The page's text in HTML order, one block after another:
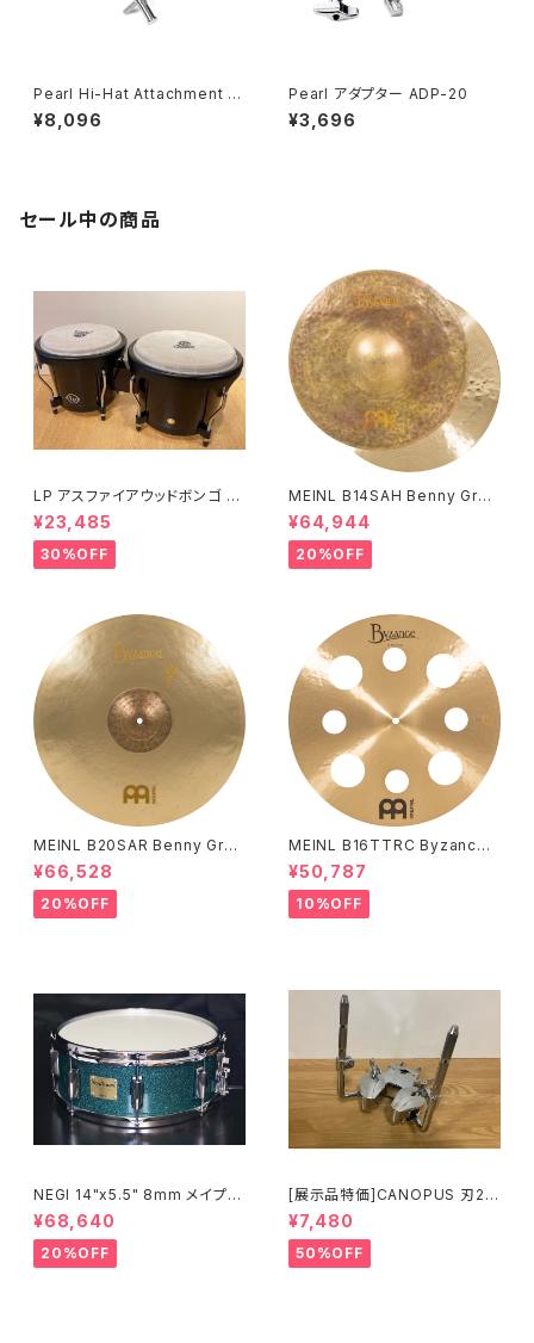
Pearl Hi-Hat Attachment H
A-130
¥8,096
Pearl アダプター ADP-20
¥3,696
セール中の商品
LP アスファイアウッドボンゴ LP
A601-DW (ダークウッド)
¥23,485
30%OFF
MEINL B14SAH Benny Greb
Signature Byzance Vintage
¥64,944
20%OFF
MEINL B20SAR Benny Greb
Signature Byzance Vintage
Sand Ride 20"
¥66,528
20%OFF
MEINL B16TTRC Byzance
Traditional Trash Crash 16"
¥50,787
10%OFF
NEGI 14"x5.5" 8mm メイプル
MR1455PI8-S2DMS
¥68,640
20%OFF
[展示品特価]CANOPUS 刃2専
用ダブルタムクランプ Y-WTC
¥7,480
50%OFF